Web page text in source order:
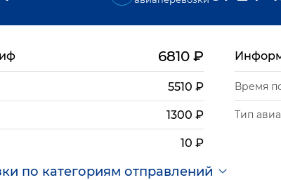
6810₽
5510 ₽
1300 ₽
10 ₽
Время
Тип
по категориям отправлений